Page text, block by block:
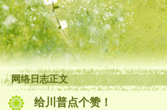
网络日志正文
给川普点个赞！